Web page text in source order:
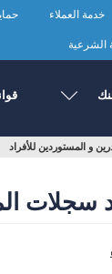
خدمة العملاء
الشرعية
و المستوردين للأفراد
سجلات